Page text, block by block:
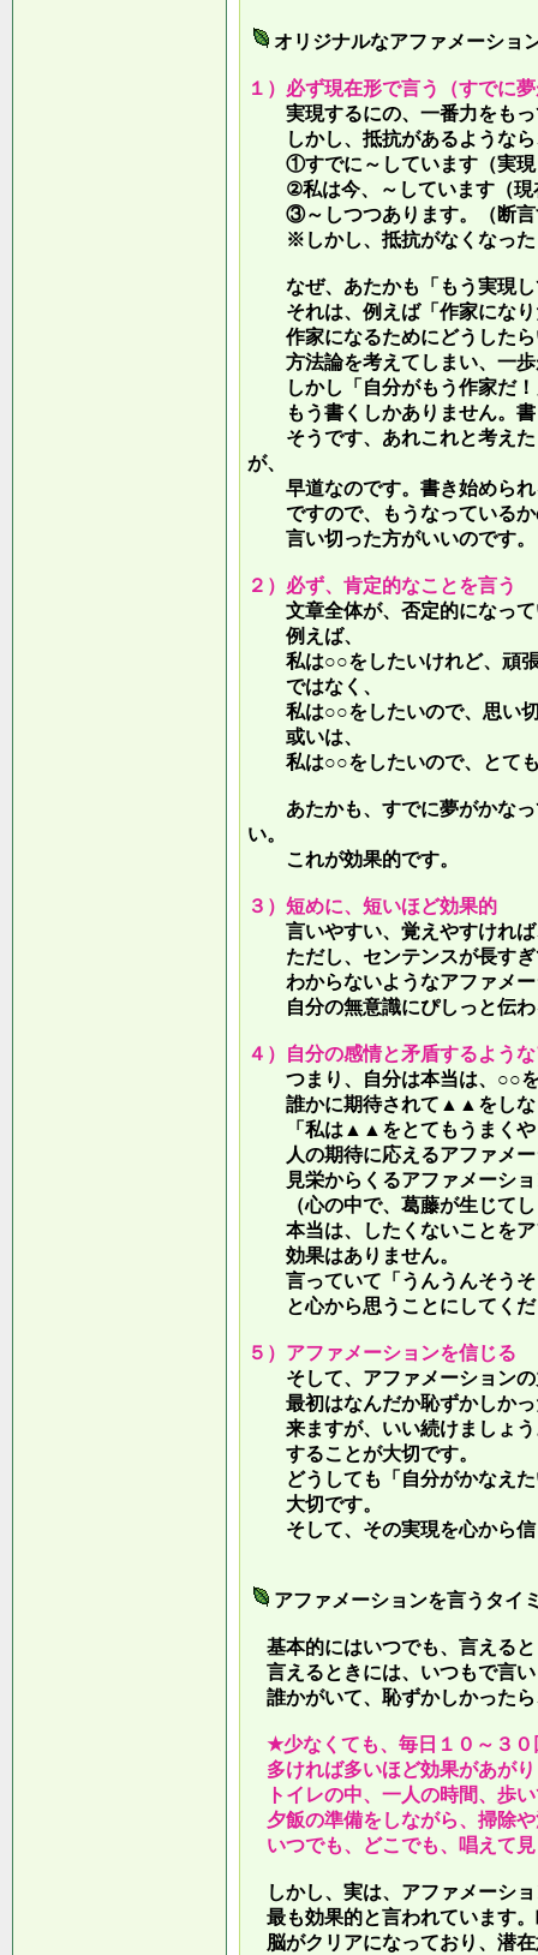
オリジナルなアファメーショ
１）必ず現在形で言う（すでに
実現するにの、一番力をもっ
しかし、抵抗があるような
①すでに～しています（実現
②私は今、～しています（現
③～しつつあります。（断言
※しかし、抵抗がなくなった
なぜ、あたかも「もう実現し
それは、例えば「作家になり
作家になるためにどうしたら
方法論を考えてしまい、一歩
しかし「自分がもう作家だ！
もう書くしかありません。書
そうです、あれこれと考えた
が、
早道なのです。書き始められ
ですので、もうなっているか
言い切った方がいいのです。
２）必ず、肯定的なことを言う
文章全体が、否定的になっ
例えば、
私は○○をしたいけれど、頑張
ではなく、
私は○○をしたいので、思い切
或いは、
私は○○をしたいので、とても
あたかも、すでに夢がかなっ
い。
これが効果的です。
３）短めに、短いほど効果的
言いやすい、覚えやすければ
ただし、センテンスが長すぎ
わからないようなアファメー
自分の無意識にぴしっと伝わ
４）自分の感情と矛盾するよう
つまり、自分は本当は、○○を
誰かに期待されて▲▲をしな
「私は▲▲をとてもうまくや
人の期待に応えるアファメ
見栄からくるアファメーショ
（心の中で、葛藤が生じてし
本当は、したくないことをア
効果はありません。
言っていて 「うんうんそう
と心から思うことにしてくだ
５）アファメーションを信じる
そして、アファメーションの
最初はなんだか恥ずかしかっ
来ますが、いい続けましょう
することが大切です。
どうしても「自分がかなえた
大切です。
そして、その実現を心から信
アファメーションを言うタイ
基本的にはいつでも、言える
言えるときには、いつもで言
誰かがいて、恥ずかしかった
★少なくても、毎日１０～３０
多ければ多いほど効果があが
トイレの中、一人の時間、歩
夕飯の準備をしながら、掃除
いつでも、どこでも、唱えて
しかし、実は、アファメーシ
最も効果的と言われています
脳がクリアになっており、潜